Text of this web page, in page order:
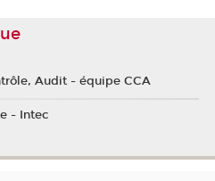
Audit - équipe CCA
- Intec